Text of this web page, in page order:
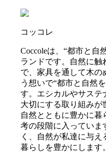
コッコレ
Coccoleは、“都市と自
ランドです。自然に触
で、家具を通して木の
う想いで“都市と自然
す。エシカルやサステ
大切にする取り組みが
自然とともに豊かに
考の段階に入っていま
く、自然が私達に与
暮らしを豊かにします。